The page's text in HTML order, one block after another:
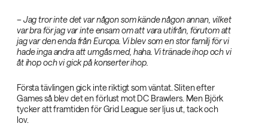
– Jag tror inte det var någon som kände någon annan, vilket
var bra för jag var inte ensam om att vara utifrån, förutom att
jag var den enda från Europa. Vi blev som en stor familj för vi
hade inga andra att umgås med, haha. Vi tränade ihop och vi
åt ihop och vi gick på konserter ihop.‌
Första tävlingen gick inte riktigt som väntat. Sliten efter
Games så blev det en förlust mot DC Brawlers. Men Björk
tycker att framtiden för Grid League ser ljus ut, tack och
lov.